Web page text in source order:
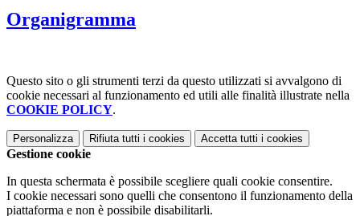
Organigramma
Questo sito o gli strumenti terzi da questo utilizzati si avvalgono di
cookie necessari al funzionamento ed utili alle finalità illustrate nella
COOKIE POLICY.
Personalizza Rifiuta tutti i cookies Accetta tutti i cookies
Gestione cookie
In questa schermata è possibile scegliere quali cookie consentire.
I cookie necessari sono quelli che consentono il funzionamento della
piattaforma e non è possibile disabilitarli.